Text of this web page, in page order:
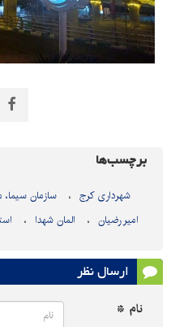
برچسب‌ها
شهرداری کرج
سازمان
امیر رضیان
المان شهدا
ارسال نظر
نام *